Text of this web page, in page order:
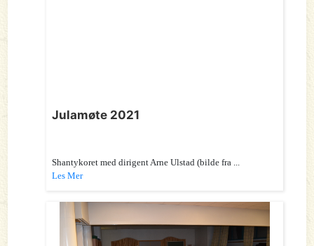
Julamøte 2021
Shantykoret med dirigent Arne Ulstad (bilde fra ...
Les Mer